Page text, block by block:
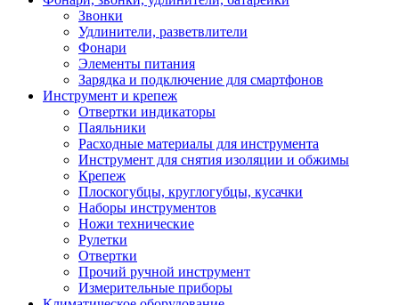
Звонки
Удлинители, разветвлители
Фонари
Элементы питания
Зарядка и подключение для смартфонов
Инструмент и крепеж
Отвертки индикаторы
Паяльники
Расходные материалы для инструмента
Инструмент для снятия изоляции и обжимы
Крепеж
Плоскогубцы, круглогубцы, кусачки
Наборы инструментов
Ножи технические
Рулетки
Отвертки
Прочий ручной инструмент
Измерительные приборы